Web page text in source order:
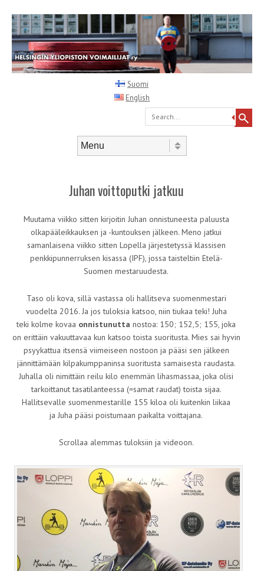
Suomi
English
Search
Juhan voittoputki jatkuu
Muutama viikko sitten kirjoitin Juhan onnistuneesta paluusta
olkapääleikkauksen ja -kuntouksen jälkeen. Meno jatkui
samanlaisena viikko sitten Lopella järjestetyssä klassisen
penkkipunnerruksen kisassa (IPF), jossa taisteltiin Etelä-
Suomen mestaruudesta.
Taso oli kova, sillä vastassa oli hallitseva suomenmestari
vuodelta 2016. Ja jos tuloksia katsoo, niin tiukaa teki! Juha
teki kolme kovaa onnistunutta nostoa: 150; 152,5; 155, joka
on erittäin vakuuttavaa kun katsoo toista suoritusta. Mies sai hyvin
psyykattua itsensä viimeiseen nostoon ja pääsi sen jälkeen
jännittämään kilpakumppaninsa suoritusta samaisesta raudasta.
Juhalla oli nimittäin reilu kilo enemmän lihasmassaa, joka olisi
tarkoittanut tasatilanteessa (=samat raudat) toista sijaa.
Hallitsevalle suomenmestarille 155 kiloa oli kuitenkin liikaa
ja Juha pääsi poistumaan paikalta voittajana.
Scrollaa alemmas tuloksiin ja videoon.